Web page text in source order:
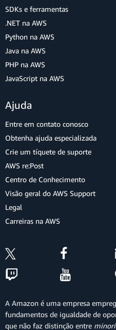
SDKs e ferramentas
.NET na AWS
Python na AWS
Java na AWS
PHP na AWS
JavaScript na AWS
Ajuda
Entre em contato conosco
Obtenha ajuda especializada
Crie um tíquete de suporte
AWS re:Post
Centro de Conhecimento
Visão geral do AWS Support
Legal
Carreiras na AWS
A Amazon é uma empresa
fundamentos de igualdade de
que não faz distinção entre